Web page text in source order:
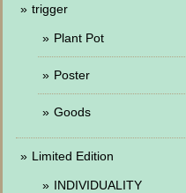
trigger
Plant Pot
Poster
Goods
Limited Edition
INDIVIDUALITY